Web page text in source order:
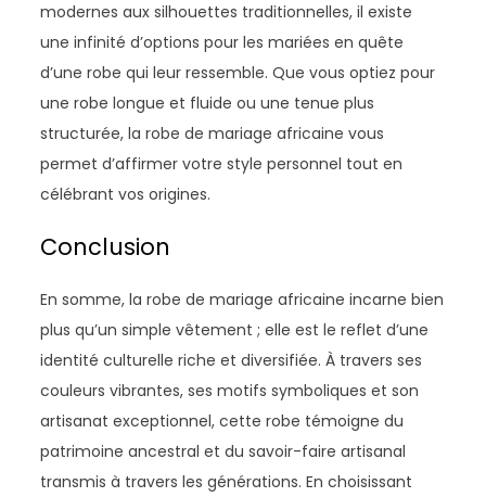
modernes aux silhouettes traditionnelles, il existe
une infinité d’options pour les mariées en quête
d’une robe qui leur ressemble. Que vous optiez pour
une robe longue et fluide ou une tenue plus
structurée, la robe de mariage africaine vous
permet d’affirmer votre style personnel tout en
célébrant vos origines.
Conclusion
En somme, la robe de mariage africaine incarne bien
plus qu’un simple vêtement ; elle est le reflet d’une
identité culturelle riche et diversifiée. À travers ses
couleurs vibrantes, ses motifs symboliques et son
artisanat exceptionnel, cette robe témoigne du
patrimoine ancestral et du savoir-faire artisanal
transmis à travers les générations. En choisissant